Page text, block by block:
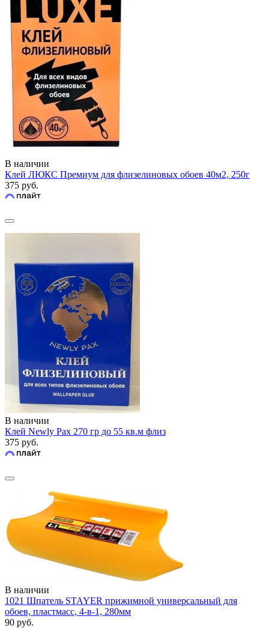
В наличии
Клей ЛЮКС Премиум для флизелиновых обоев 40м2, 250г
375 руб.
В наличии
Клей Newly Pax 270 гр до 55 кв.м флиз
375 руб.
В наличии
1021 Шпатель STAYER прижимной универсальный для
обоев, пластмасс, 4-в-1, 280мм
90 руб.